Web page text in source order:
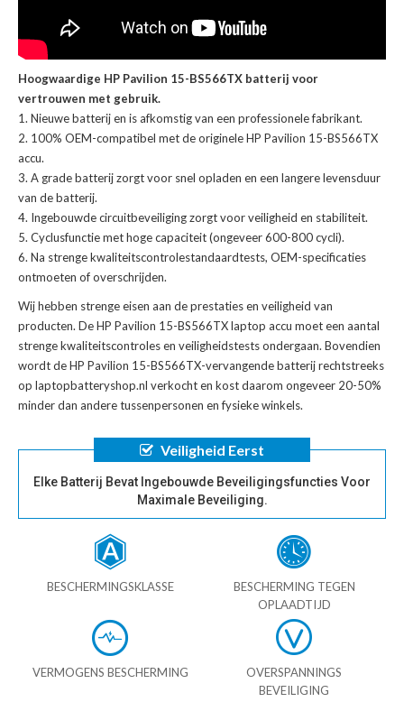
Hoogwaardige HP Pavilion 15-BS566TX batterij voor
vertrouwen met gebruik.
Nieuwe batterij en is afkomstig van een professionele fabrikant.
100% OEM-compatibel met deoriginele HP Pavilion 15-BS566TX
accu.
A grade batterij zorgt voor snel opladen en een langere levensduur
van de batterij.
Ingebouwde circuitbeveiliging zorgt voor veiligheid en stabiliteit.
Cyclusfunctie met hoge capaciteit (ongeveer 600-800 cycli).
Na strenge kwaliteitscontrolestandaardtests, OEM-specificaties
ontmoeten of overschrijden.
Wij hebben strenge eisen aan de prestaties en veiligheid van
producten. DeHP Pavilion 15-BS566TX laptop accu moet een aantal
strenge kwaliteitscontroles en veiligheidstests ondergaan. Bovendien
wordt deHP Pavilion 15-BS566TX-vervangende batterijrechtstreeks
op laptopbatteryshop.nl verkocht en kost daarom ongeveer 20-50%
minder dan andere tussenpersonen en fysieke winkels.
Veiligheid Eerst
Elke Batterij Bevat Ingebouwde Beveiligingsfuncties Voor
Maximale Beveiliging.
BESCHERMINGSKLASSE
BESCHERMING TEGEN
OPLAADTIJD
VERMOGENS BESCHERMING
OVERSPANNINGS
BEVEILIGING